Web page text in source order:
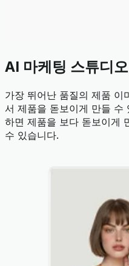
AI 마케팅 스튜디
가장 뛰어난 품질의 제품 이
서 제품을 돋보이게 만들 수
하면 제품을 보다 돋보이게
수 있습니다.